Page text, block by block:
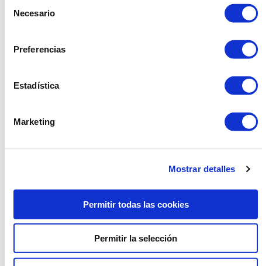
Necesario
Preferencias
Estadística
Marketing
Mostrar detalles
Permitir todas las cookies
Permitir la selección
Nuevos productos
A pesar de ser un año peculiar en
cuanto a los eventos se refiere, hemos incorporado
nuestros clientes puedan realizar su eventos con
nuevas normas pero con la misma ilusión y variedad de
complementos os están esperando. Descubre todas las
novedades sin compromiso con nuestro departamento